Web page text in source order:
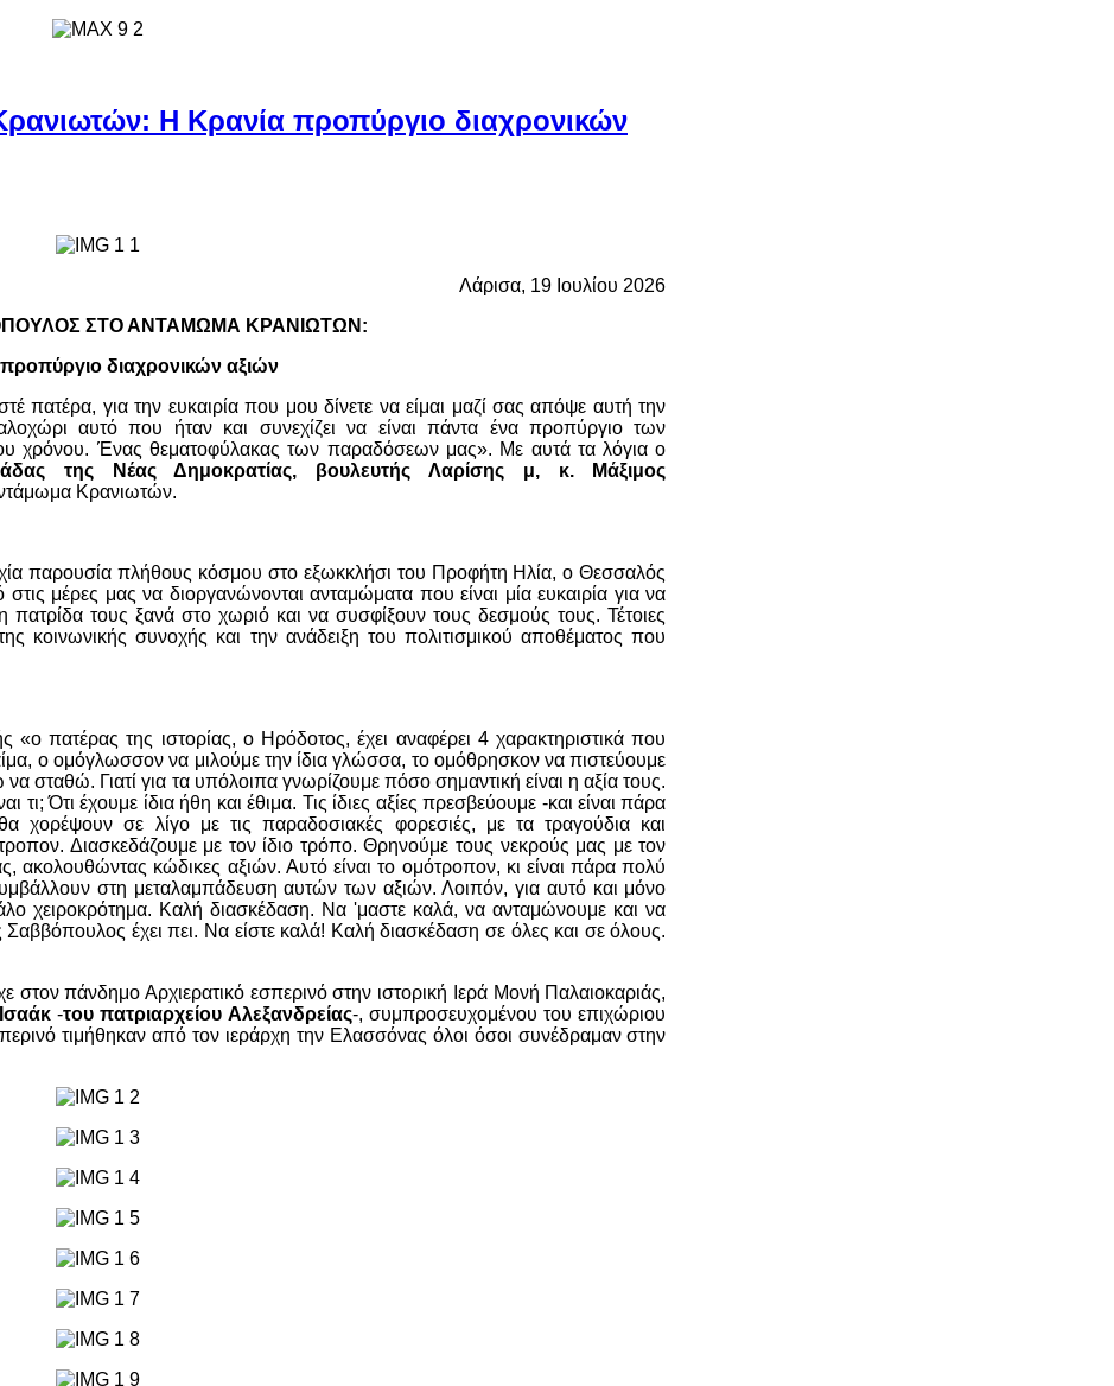
Η Κρανία προπύργιο διαχρονικών
Λάρισα, 19 Ιουλίου 2026
ΣΤΟ ΑΝΤΑΜΩΜΑ ΚΡΑΝΙΩΤΩΝ:
διαχρονικών αξιών
πατέρα, για την ευκαιρία που μου δίνετε να είμαι μαζί σας απόψε αυτή την
αυτό που ήταν και συνεχίζει να είναι πάντα ένα προπύργιο των
χρόνου. Ένας θεματοφύλακας των παραδόσεων μας». Με αυτά τα λόγια ο
της Νέας Δημοκρατίας, βουλευτής Λαρίσης μ, κ. Μάξιμος
Κρανιωτών.
παρουσία πλήθους κόσμου στο εξωκκλήσι του Προφήτη Ηλία, ο Θεσσαλός
μέρες μας να διοργανώνονται ανταμώματα που είναι μία ευκαιρία για να
πατρίδα τους ξανά στο χωριό και να συσφίξουν τους δεσμούς τους. Τέτοιες
κοινωνικής συνοχής και την ανάδειξη του πολιτισμικού αποθέματος που
πατέρας της ιστορίας, ο Ηρόδοτος, έχει αναφέρει 4 χαρακτηριστικά που
ο ομόγλωσσον να μιλούμε την ίδια γλώσσα, το ομόθρησκον να πιστεύουμε
σταθώ. Γιατί για τα υπόλοιπα γνωρίζουμε πόσο σημαντική είναι η αξία τους.
Ότι έχουμε ίδια ήθη και έθιμα. Τις ίδιες αξίες πρεσβεύουμε -και είναι πάρα
χορέψουν σε λίγο με τις παραδοσιακές φορεσιές, με τα τραγούδια και
Διασκεδάζουμε με τον ίδιο τρόπο. Θρηνούμε τους νεκρούς μας με τον
ακολουθώντας κώδικες αξιών. Αυτό είναι το ομότροπον, κι είναι πάρα πολύ
στη μεταλαμπάδευση αυτών των αξιών. Λοιπόν, για αυτό και μόνο
χειροκρότημα. Καλή διασκέδαση. Να 'μαστε καλά, να ανταμώνουμε και να
έχει πει. Να είστε καλά! Καλή διασκέδαση σε όλες και σε όλους.
πάνδημο Αρχιερατικό εσπερινό στην ιστορική Ιερά Μονή Παλαιοκαριάς,
-του πατριαρχείου Αλεξανδρείας-, συμπροσευχομένου του επιχώριου
τιμήθηκαν από τον ιεράρχη την Ελασσόνας όλοι όσοι συνέδραμαν στην